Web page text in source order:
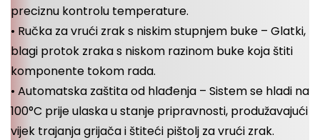
preciznu kontrolu temperature.
• Ručka za vrući zrak s niskim stupnjem buke – Glatki,
blagi protok zraka s niskom razinom buke koja štiti
komponente tokom rada.
• Automatska zaštita od hlađenja – Sistem se hladi na
100°C prije ulaska u stanje pripravnosti, produžavajući
vijek trajanja grijača i štiteći pištolj za vrući zrak.